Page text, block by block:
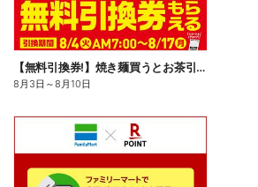
【無料引換券!】焼き麺買うとお茶引換券貰える!
8月3日 ～8月10日